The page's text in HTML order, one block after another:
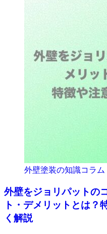
外壁塗装の知識コラム
外壁をジョリパットの
ト・デメリットとは？
く解説